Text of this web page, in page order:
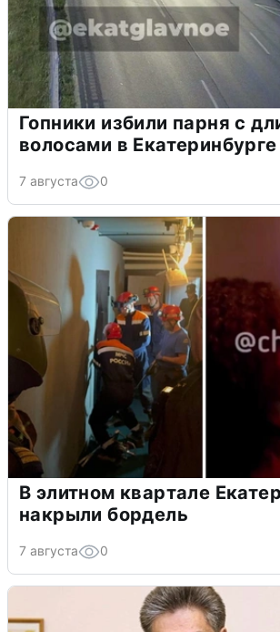
Гопники избили парня с
волосами в Екатеринбурге
7 августа 0
В элитном квартале
накрыли бордель
7 августа 0